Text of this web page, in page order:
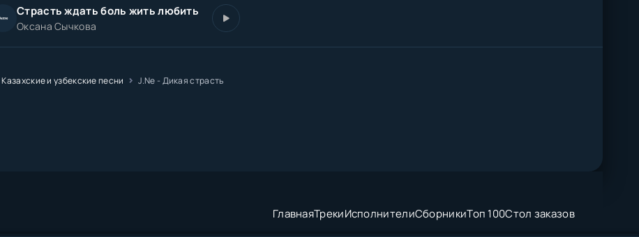
Страсть ждать боль жить любить
Оксана Сычкова
Казахские и узбекские песни J.Ne - Дикая страсть
ГлавнаяТрекиИсполнителиСборникиТоп 100Стол заказов